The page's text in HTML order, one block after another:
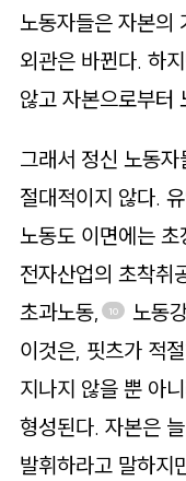
노동자들은 자본의
외관은 바뀐다. 하
않고 자본으로부터
그래서 정신 노동
절대적이지 않다.
노동도 이면에는
전자산업의 초착취
초과노동,
10 노동
이것은, 핏츠가 적
지나지 않을 뿐 아
형성된다. 자본은
발휘하라고 말하지